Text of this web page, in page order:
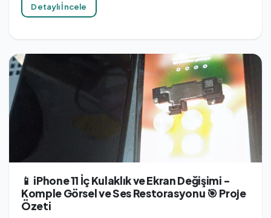
Detaylı İncele
📱 iPhone 11 İç Kulaklık ve Ekran Değişimi -
Komple Görsel ve Ses Restorasyonu 🎯 Proje
Özeti